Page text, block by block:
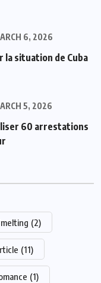
6, 2026
la situation de Cuba
5, 2026
60 arrestations
(2)
(11)
(1)